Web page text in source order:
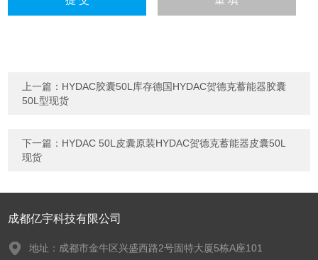
上一篇： HYDAC胶囊50L库存德国HYDAC贺德克蓄能器胶囊
50L型现货
下一篇： HYDAC 50L皮囊原装HYDAC贺德克蓄能器皮囊50L
现货
成都亿宇科技有限公司
地址：成都市金牛区兴盛西路2号固特大厦5栋A座101